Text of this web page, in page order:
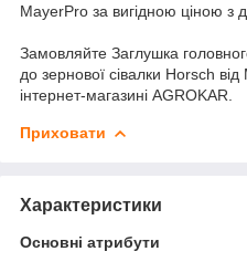
MayerPro за вигідною ціною з
Замовляйте Заглушка
до зернової сівалки Horsch
інтернет-магазині AGROKAR.
Приховати
Характеристики
Основні атрибути